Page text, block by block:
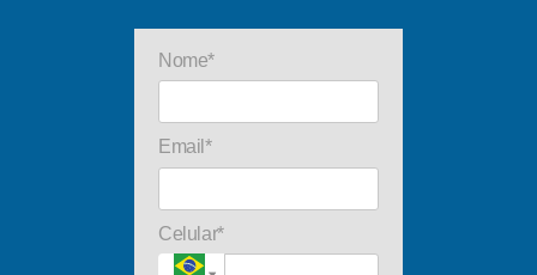
Nome*
Email*
Celular*